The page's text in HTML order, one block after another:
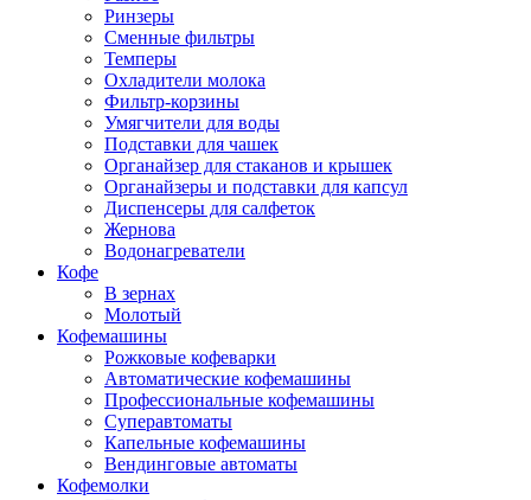
Ринзеры
Сменные фильтры
Темперы
Охладители молока
Фильтр-корзины
Умягчители для воды
Подставки для чашек
Органайзер для стаканов и крышек
Органайзеры и подставки для капсул
Диспенсеры для салфеток
Жернова
Водонагреватели
Кофе
В зернах
Молотый
Кофемашины
Рожковые кофеварки
Автоматические кофемашины
Профессиональные кофемашины
Суперавтоматы
Капельные кофемашины
Вендинговые автоматы
Кофемолки